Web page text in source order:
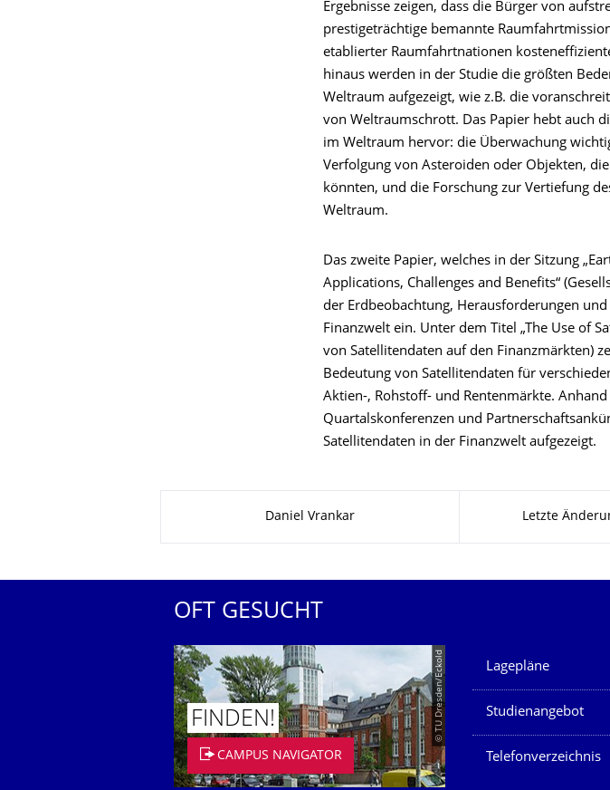
Ergebnisse zeigen, dass die Bürger von
prestigeträchtige bemannte
etablierter Raumfahrtnationen
hinaus werden in der Studie die größten
Weltraum aufgezeigt, wie z.B. die
von Weltraumschrott. Das Papier hebt auch
im Weltraum hervor: die Überwachung
Verfolgung von Asteroiden oder Objekten,
könnten, und die Forschung zur Vertiefung
Weltraum.
Das zweite Papier, welches in der Sitzung
Applications, Challenges and Benefits“
der Erdbeobachtung, Herausforderungen
Finanzwelt ein. Unter dem Titel „The Use of
von Satellitendaten auf den Finanzmärkten)
Bedeutung von Satellitendaten für
Aktien-, Rohstoff- und Rentenmärkte.
Quartalskonferenzen und
Satellitendaten in der Finanzwelt aufgezeigt.
Daniel Vrankar Letzte
OFT GESUCHT
© TU Dresden/Eckold
FINDEN!
CAMPUS NAVIGATOR
Unsere
Lagepläne
Studienangebot
Telefonverzeichnis